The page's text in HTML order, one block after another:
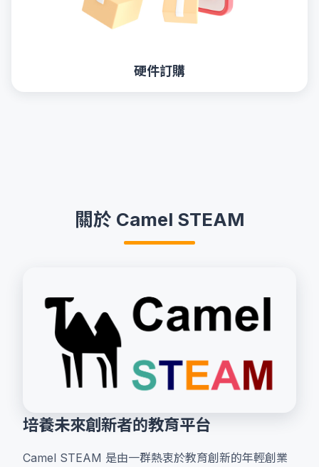
硬件訂購
關於 Camel STEAM
培養未來創新者的教育平台
Camel STEAM 是由一群熱衷於教育創新的年輕創業